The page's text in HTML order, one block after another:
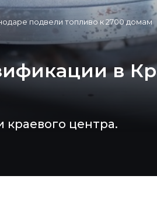
подвели топливо к 2700 домам
в
центра.